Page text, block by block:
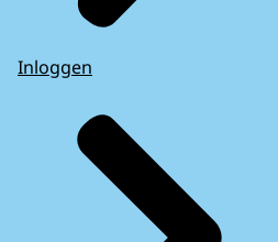
Inloggen